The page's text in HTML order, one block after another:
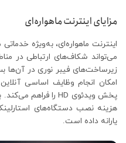
مزایای اینترنت ماهواره‌ای
اینترنت ماهواره‌ای، به‌ویژه خدماتی
می‌تواند شکاف‌های ارتباطی در
زیرساخت‌های فیبر نوری در آن‌ها
امکان انجام وظایف اساسی
هزینه نصب دستگاه‌های
یارانه داده است.